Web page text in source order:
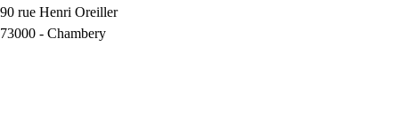
90 rue Henri Oreiller
73000 - Chambery